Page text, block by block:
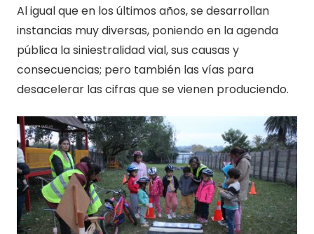
Al igual que en los últimos años, se desarrollan
instancias muy diversas, poniendo en la agenda
pública la siniestralidad vial, sus causas y
consecuencias; pero también las vías para
desacelerar las cifras que se vienen produciendo.